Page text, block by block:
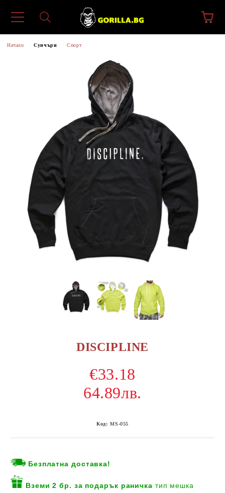
Начало Суичъри Спорт
DISCIPLINE
€33.18
64.89лв.
Код: MS-055
Безплатна доставка!
Вземи 2 бр. за подарък раничка тип мешка